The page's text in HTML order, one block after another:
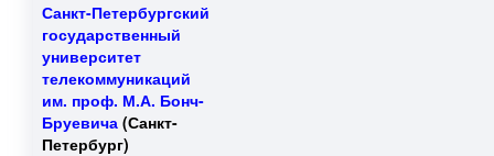
Санкт-Петербургский
государственный
университет
телекоммуникаций
им. проф. М.А. Бонч-
Бруевича (Санкт-
Петербург)